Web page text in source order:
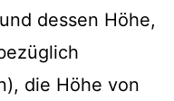
dessen Höhe,
die Höhe von